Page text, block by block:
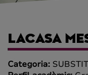
LACASA
Categoria: